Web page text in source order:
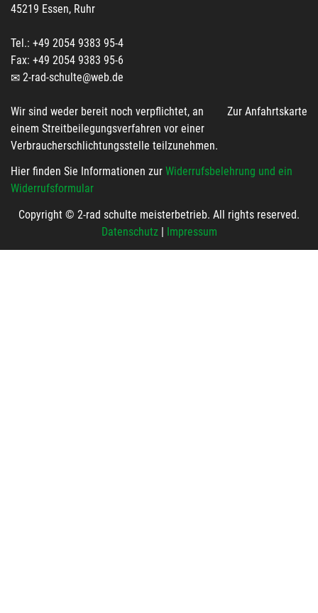
45219 Essen, Ruhr
Tel.: +49 2054 9383 95-4
Fax: +49 2054 9383 95-6
2-rad-schulte@web.de
Zur Anfahrtskarte
Wir sind weder bereit noch verpflichtet, an
einem Streitbeilegungsverfahren vor einer
Verbraucherschlichtungsstelle teilzunehmen.
Hier finden Sie Informationen zur Widerrufsbelehrung und ein
Widerrufsformular
Copyright © 2-rad schulte meisterbetrieb. All rights reserved.
Datenschutz| Impressum